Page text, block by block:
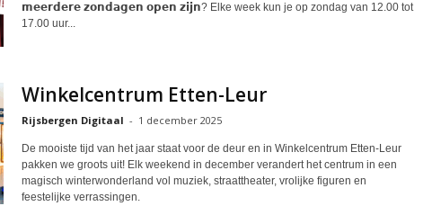
𝗺𝗲𝗲𝗿𝗱𝗲𝗿𝗲 𝘇𝗼𝗻𝗱𝗮𝗴𝗲𝗻 𝗼𝗽𝗲𝗻 𝘇𝗶𝗷𝗻? Elke week kun je op zondag van 12.00 tot
17.00 uur...
Winkelcentrum Etten-Leur
Rijsbergen Digitaal - 1 december 2025
De mooiste tijd van het jaar staat voor de deur en in Winkelcentrum Etten-Leur
pakken we groots uit! Elk weekend in december verandert het centrum in een
magisch winterwonderland vol muziek, straattheater, vrolijke figuren en
feestelijke verrassingen.